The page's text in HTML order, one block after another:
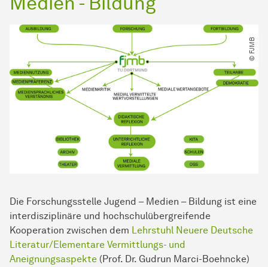
© FJMB
Die Forschungsstelle Jugend – Medien – Bildung ist eine
interdisziplinäre und hochschulübergreifende
Kooperation zwischen dem Lehrstuhl Neuere Deutsche
Literatur/Elementare Vermittlungs- und
Aneignungsaspekte (Prof. Dr. Gudrun Marci-Boehncke)